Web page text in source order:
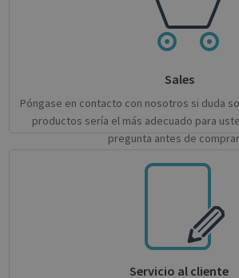
Sales
Póngase en contacto con nosotros si duda
productos sería el más adecuado para
pregunta antes de
Servicio al cliente